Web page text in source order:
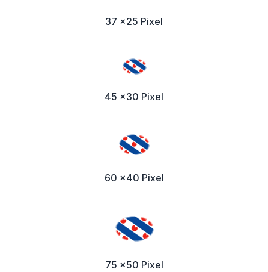
37 x25 Pixel
45 x30 Pixel
60 x40 Pixel
75 x50 Pixel